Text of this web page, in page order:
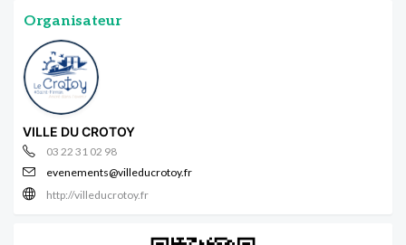
Organisateur
VILLE DU CROTOY
03 22 31 02 98
evenements@villeducrotoy.fr
http://villeducrotoy.fr